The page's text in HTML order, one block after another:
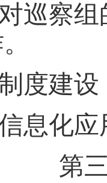
对巡察
制度建
信息化
第